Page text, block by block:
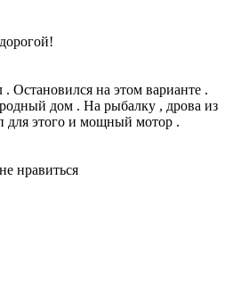
Остановился на этом варианте .
дом . На рыбалку , дрова из
для этого и мощный мотор .
нравиться